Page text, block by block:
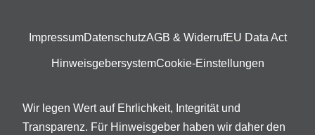
ImpressumDatenschutzAGB & WiderrufEU Data Act
HinweisgebersystemCookie-Einstellungen
Wir legen Wert auf Ehrlichkeit, Integrität und
Transparenz. Für Hinweisgeber haben wir daher den